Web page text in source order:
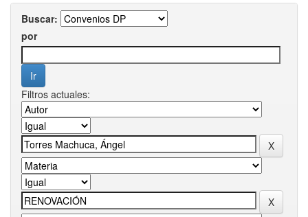
Buscar:
por
Filtros actuales: